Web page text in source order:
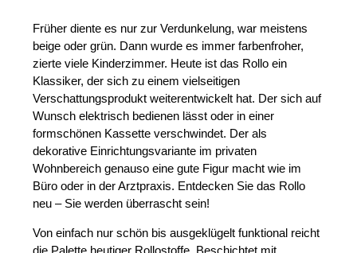
Früher diente es nur zur Verdunkelung, war meistens
beige oder grün. Dann wurde es immer farbenfroher,
zierte viele Kinderzimmer. Heute ist das Rollo ein
Klassiker, der sich zu einem vielseitigen
Verschattungsprodukt weiterentwickelt hat. Der sich auf
Wunsch elektrisch bedienen lässt oder in einer
formschönen Kassette verschwindet. Der als
dekorative Einrichtungsvariante im privaten
Wohnbereich genauso eine gute Figur macht wie im
Büro oder in der Arztpraxis. Entdecken Sie das Rollo
neu – Sie werden überrascht sein!
Von einfach nur schön bis ausgeklügelt funktional reicht